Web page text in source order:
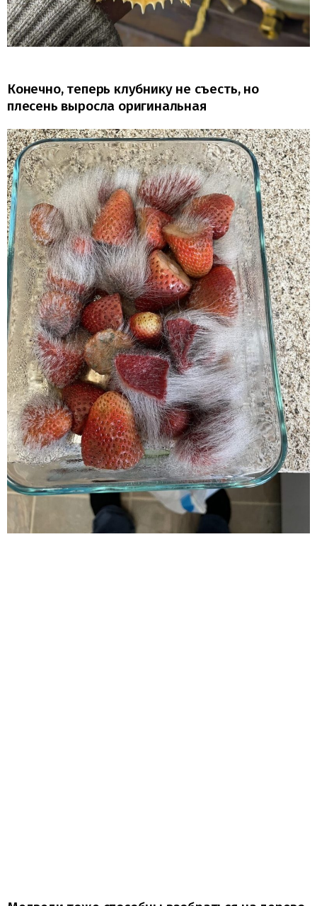
Конечно, теперь клубнику не съесть, но
плесень выросла оригинальная